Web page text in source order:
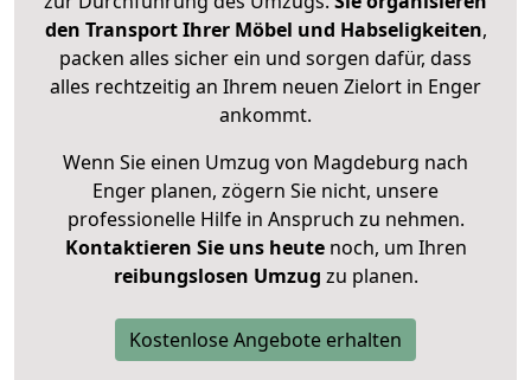
den Transport Ihrer Möbel und Habseligkeiten,
packen alles sicher ein und sorgen dafür, dass
alles rechtzeitig an Ihrem neuen Zielort in Enger
ankommt.
Wenn Sie einen Umzug von Magdeburg nach
Enger planen, zögern Sie nicht, unsere
professionelle Hilfe in Anspruch zu nehmen.
Kontaktieren Sie uns heutenoch, um Ihren
reibungslosen Umzug zu planen.
Kostenlose Angebote erhalten